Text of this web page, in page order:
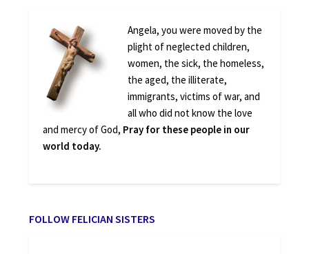
Angela, you were moved by the
plight of neglected children,
women, the sick, the homeless,
the aged, the illiterate,
immigrants, victims of war, and
all who did not know the love
and mercy of God, Pray for these people in our
world today.
FOLLOW FELICIAN SISTERS